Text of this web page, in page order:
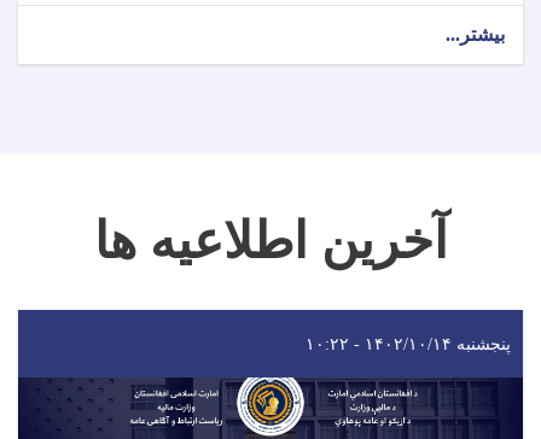
بیشتر...
آخرین اطلاعیه ها
پنجشنبه ۱۴۰۲/۱۰/۱۴ - ۱۰:۲۲